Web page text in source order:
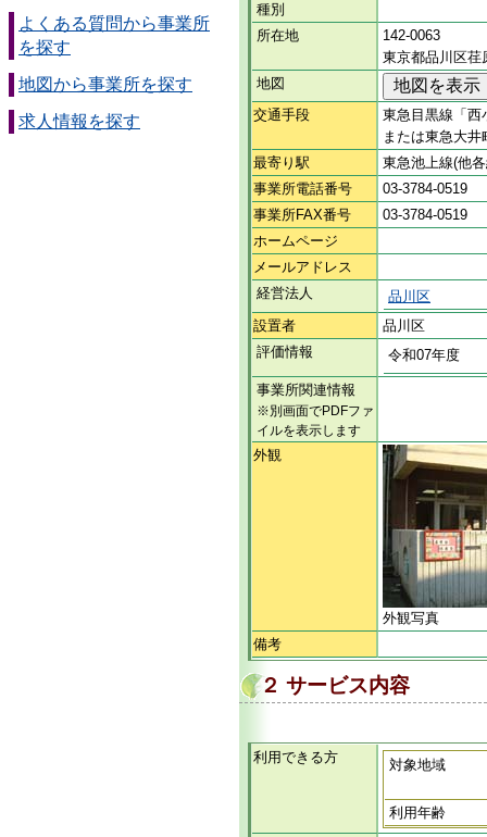
よくある質問から事業所
を探す
地図から事業所を探す
求人情報を探す
種別
所在地
142-0063
東京都品川区荏
地図
交通手段
東急目黒線「西
または東急大
最寄り駅
東急池上線(他
事業所電話番号
03-3784-0519
事業所FAX番号
03-3784-0519
ホームページ
メールアドレス
経営法人
品川区
設置者
品川区
評価情報
令和07年度
事業所関連情報
※別画面でPDFファ
イルを表示します
外観
外観写真
備考
２ サービス内容
利用できる方 対象地域
利用年齢